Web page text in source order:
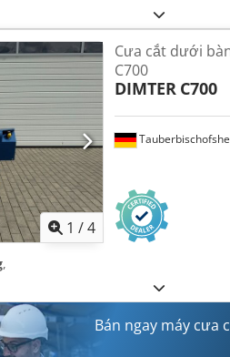
1 /4
Cưa cắt dưới
C700
DIMTER C700
,
Bán ngay máy cưa